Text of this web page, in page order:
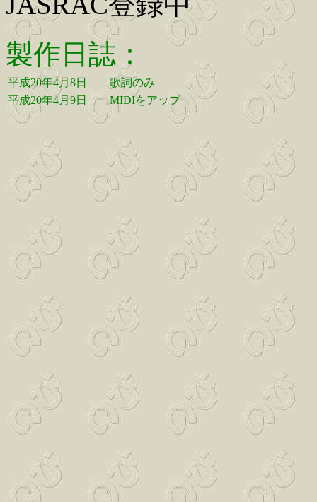
製作日誌：
平成20年4月8日
歌詞のみ
平成20年4月9日
MIDIをアップ